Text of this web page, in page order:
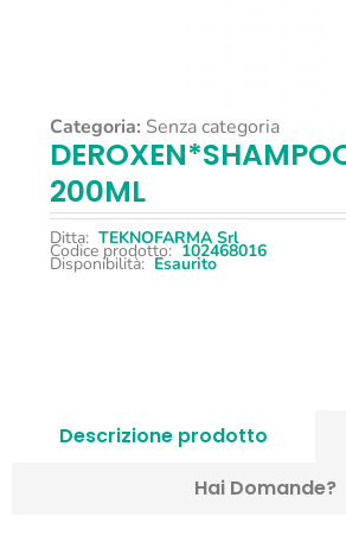
Categoria: Senza categoria
200ML
Ditta: TEKNOFARMA Srl
Codice prodotto: 102468016
Disponibilità: Esaurito
Descrizione prodotto
Hai Domande?